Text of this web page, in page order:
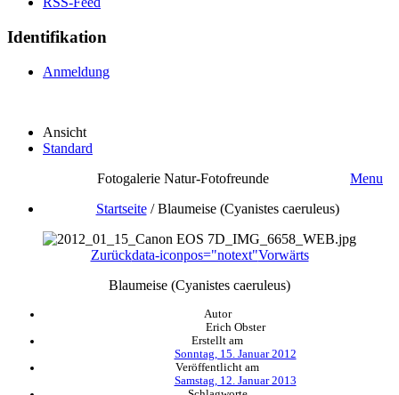
Identifikation
Anmeldung
Ansicht
Standard
Fotogalerie Natur-Fotofreunde
Menu
Startseite/Blaumeise (Cyanistes caeruleus)
Zurückdata-iconpos="notext"Vorwärts
Blaumeise (Cyanistes caeruleus)
Autor
Erich Obster
Erstellt am
Sonntag, 15. Januar 2012
Veröffentlicht am
Samstag, 12. Januar 2013